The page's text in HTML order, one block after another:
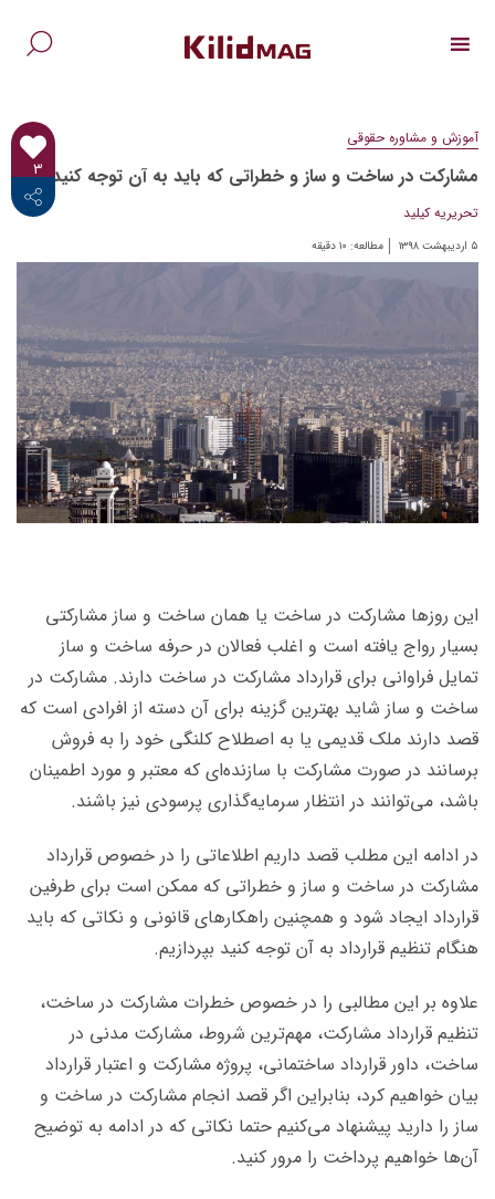
۳
<i class="fab fa-facebook-f"></i>
آموزش و مشاوره حقوقی
مشارکت در ساخت و ساز و خطراتی که باید به آن توجه کنید
تحریریه کیلید
۵ اردیبهشت ۱۳۹۸ مطالعه: ۱۰ دقیقه
این روزها مشارکت در ساخت یا همان ساخت و ساز مشارکتی
بسیار رواج یافته است و اغلب فعالان در حرفه ساخت و ساز
تمایل فراوانی برای قرارداد مشارکت در ساخت دارند. مشارکت در
ساخت و ساز شاید بهترین گزینه برای آن دسته از افرادی است که
قصد دارند ملک قدیمی یا به اصطلاح کلنگی خود را به فروش
برسانند در صورت مشارکت با سازنده‌‌ای که معتبر و مورد اطمینان
باشد، می‌توانند در انتظار سرمایه‌گذاری پرسودی نیز باشند.
در ادامه این مطلب قصد داریم اطلاعاتی را در خصوص قرارداد
مشارکت در ساخت و ساز و خطراتی که ممکن است برای طرفین
قرارداد ایجاد شود و همچنین راهکارهای قانونی و نکاتی که باید
هنگام تنظیم قرارداد به آن توجه کنید بپردازیم.
علاوه بر این مطالبی را در خصوص خطرات مشارکت در ساخت،
تنظیم قرارداد مشارکت، مهم‌ترین شروط، مشارکت مدنی در
ساخت، داور قرارداد ساختمانی، پروژه مشارکت و اعتبار قرارداد
بیان خواهیم کرد، بنابراین اگر قصد انجام مشارکت در ساخت و
ساز را دارید پیشنهاد می‌کنیم حتما نکاتی که در ادامه به توضیح
آن‌ها خواهیم پرداخت را مرور کنید.